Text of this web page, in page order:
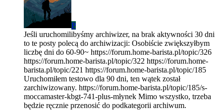
P
Jeśli uruchomilibyśmy archiwizer, na brak aktywności 30 dni
to te posty polecą do archiwizacji: Osobiście zwiększyłbym
liczbę dni do 60-90~ https://forum.home-barista.pl/topic/326
https://forum.home-barista.pl/topic/322 https://forum.home-
barista.pl/topic/221 https://forum.home-barista.pl/topic/185
Uruchomiłem testowo dla 90 dni, ten wątek został
zarchiwizowany. https://forum.home-barista.pl/topic/185/s-
moccamaster-kbgt-741-plus-młynek Mimo wszystko, trzeba
będzie ręcznie przenosić do podkategorii archiwum.